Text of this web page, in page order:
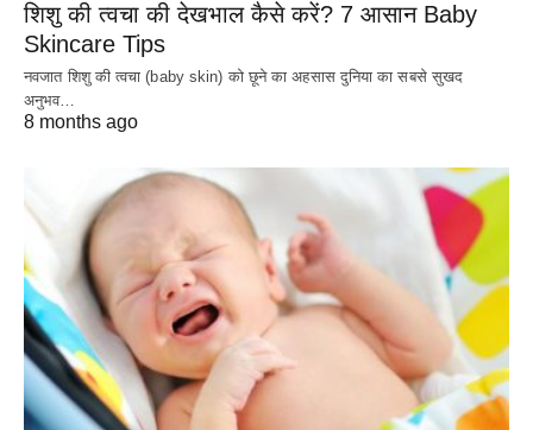
शिशु की त्वचा की देखभाल कैसे करें? 7 आसान Baby
Skincare Tips
नवजात शिशु की त्वचा (baby skin) को छूने का अहसास दुनिया का सबसे सुखद
अनुभव…
8 months ago